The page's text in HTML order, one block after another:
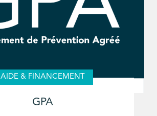
AIDE & FINANCEMENT
GPA